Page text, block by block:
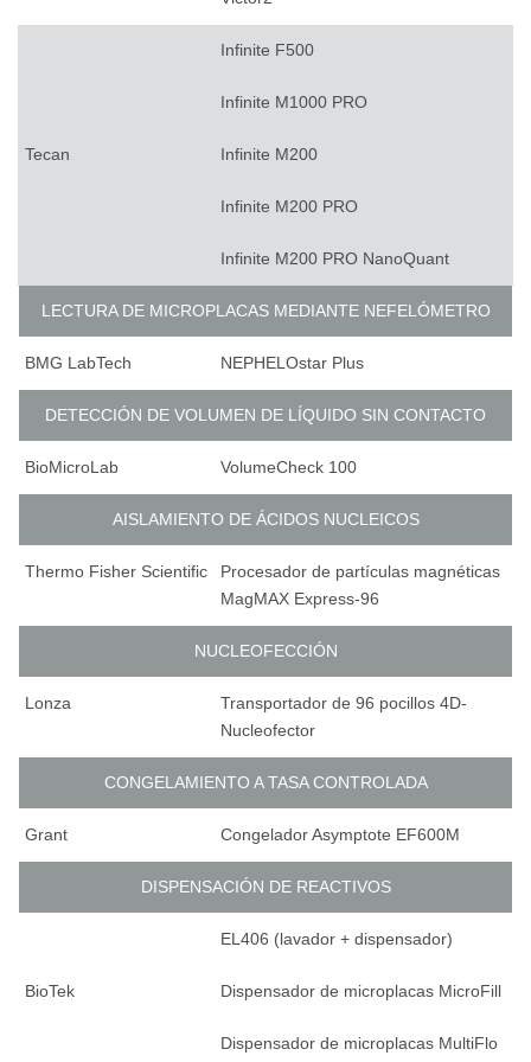
Tecan
Infinite F500
Infinite M1000 PRO
Infinite M200
Infinite M200 PRO
Infinite M200 PRO NanoQuant
LECTURA DE MICROPLACAS MEDIANTE NEFELÓMETRO
BMG LabTech NEPHELOstar Plus
DETECCIÓN DE VOLUMEN DE LÍQUIDO SIN CONTACTO
BioMicroLab VolumeCheck 100
AISLAMIENTO DE ÁCIDOS NUCLEICOS
Thermo Fisher Scientific
Procesador de partículas magnéticas
MagMAX Express-96
NUCLEOFECCIÓN
Lonza
Transportador de 96 pocillos 4D-
Nucleofector
CONGELAMIENTO A TASA CONTROLADA
Grant Congelador Asymptote EF600M
DISPENSACIÓN DE REACTIVOS
BioTek
EL406 (lavador + dispensador)
Dispensador de microplacas MicroFill
Dispensador de microplacas MultiFlo